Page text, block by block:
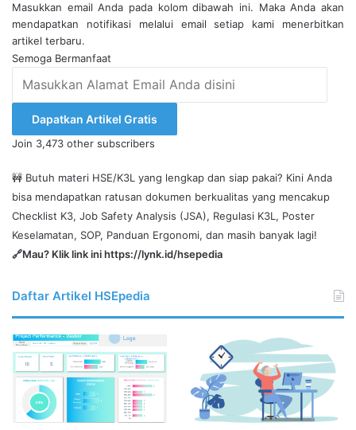
Masukkan email Anda pada kolom dibawah ini. Maka Anda akan
mendapatkan notifikasi melalui email setiap kami menerbitkan
artikel terbaru.
Semoga Bermanfaat
Alamat
Anda
disini
Dapatkan Artikel Gratis
Join 3,473 other subscribers
🚧 Butuh materi HSE/K3L yang lengkap dan siap pakai? Kini Anda
bisa mendapatkan ratusan dokumen berkualitas yang mencakup
Checklist K3, Job Safety Analysis (JSA), Regulasi K3L, Poster
Keselamatan, SOP, Panduan Ergonomi, dan masih banyak lagi!
🔗Mau? Klik link inihttps://lynk.id/hsepedia
Daftar Artikel HSEpedia